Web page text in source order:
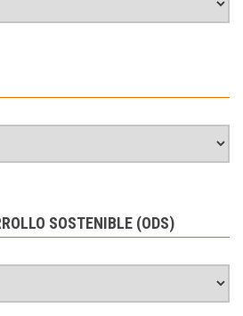
SOSTENIBLE (ODS)